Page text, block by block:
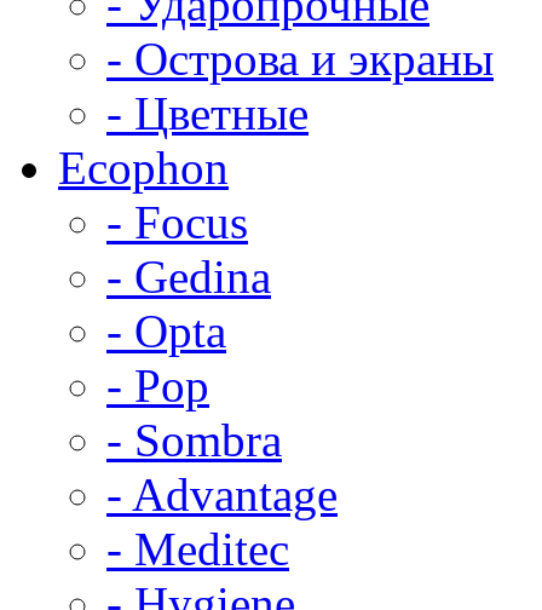
- Острова и экраны
- Цветные
Ecophon
- Focus
- Gedina
- Opta
- Pop
- Sombra
- Advantage
- Meditec